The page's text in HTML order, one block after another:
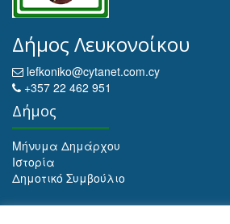
Δήμος Λευκονοίκου
lefkoniko@cytanet.com.cy
+357 22 462 951
Δήμος
Μήνυμα Δημάρχου
Ιστορία
Δημοτικό Συμβούλιο